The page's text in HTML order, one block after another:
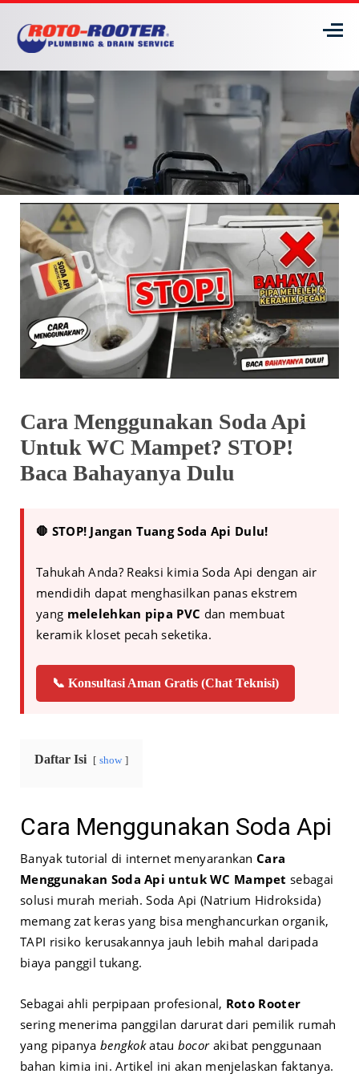
Cara Menggunakan Soda Api
Untuk WC Mampet? STOP!
Baca Bahayanya Dulu
🛑 STOP! Jangan Tuang Soda Api Dulu!
Tahukah Anda? Reaksi kimia Soda Api dengan air
mendidih dapat menghasilkan panas ekstrem
yang melelehkan pipa PVC dan membuat
keramik kloset pecah seketika.
📞 Konsultasi Aman Gratis (Chat Teknisi)
Daftar Isi show
Cara Menggunakan Soda Api
Banyak tutorial di internet menyarankan Cara
Menggunakan Soda Api untuk WC Mampet sebagai
solusi murah meriah. Soda Api (Natrium Hidroksida)
memang zat keras yang bisa menghancurkan organik,
TAPI risiko kerusakannya jauh lebih mahal daripada
biaya panggil tukang.
Sebagai ahli perpipaan profesional, Roto Rooter
sering menerima panggilan darurat dari pemilik rumah
yang pipanya bengkokatau bocorakibat penggunaan
bahan kimia ini. Artikel ini akan menjelaskan faktanya.